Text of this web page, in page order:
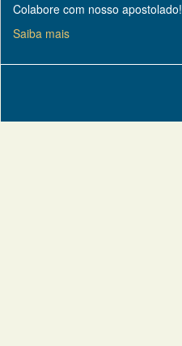
Colabore com nosso apostolado!
Saiba mais